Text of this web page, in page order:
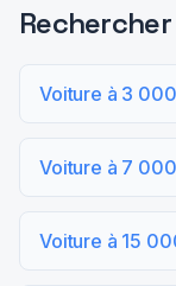
Voiture à 3
Voiture à 7
Voiture à 15